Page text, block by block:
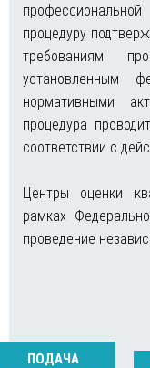
процедуру
требованиям
установленным
нормативными
процедура
соответствии с
Центры оценки
рамках
проведение
ПОДАЧА